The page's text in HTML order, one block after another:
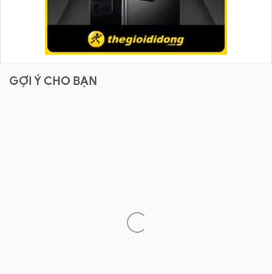
GỢI Ý CHO BẠN